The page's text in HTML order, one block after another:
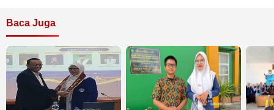
Baca Juga